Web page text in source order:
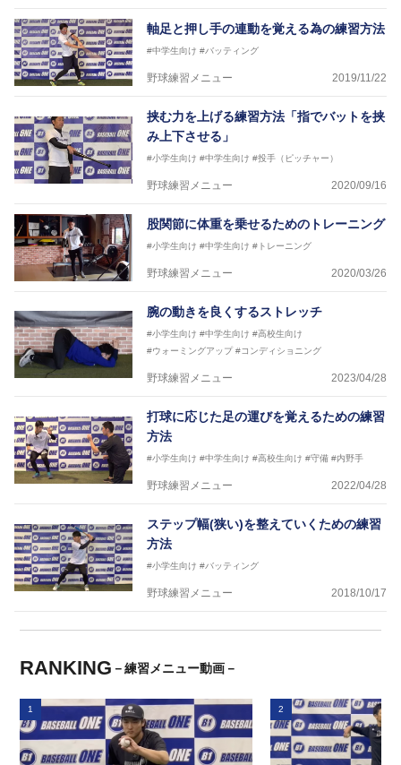
軸足と押し手の連動を覚える為の練習方法
#中学生向け #バッティング
野球練習メニュー 2019/11/22
挟む力を上げる練習方法「指でバットを挟
み上下させる」
#小学生向け #中学生向け #投手（ピッチャー）
野球練習メニュー 2020/09/16
股関節に体重を乗せるためのトレーニング
#小学生向け #中学生向け #トレーニング
野球練習メニュー 2020/03/26
腕の動きを良くするストレッチ
#小学生向け #中学生向け #高校生向け
#ウォーミングアップ #コンディショニング
野球練習メニュー 2023/04/28
打球に応じた足の運びを覚えるための練習
方法
#小学生向け #中学生向け #高校生向け #守備 #内野手
野球練習メニュー 2022/04/28
ステップ幅(狭い)を整えていくための練習
方法
#小学生向け #バッティング
野球練習メニュー 2018/10/17
RANKING －練習メニュー動画－
1 2